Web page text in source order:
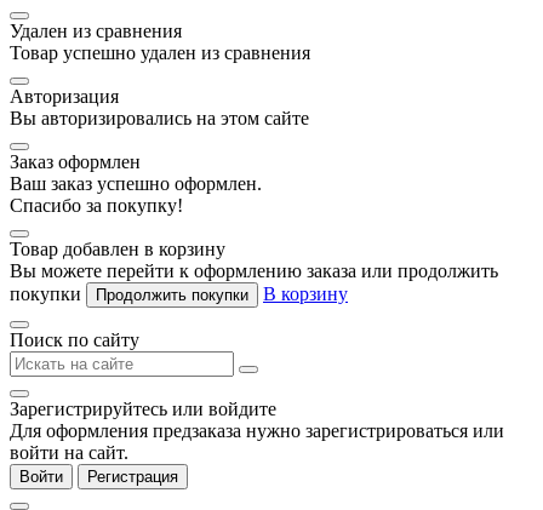
Удален из сравнения
Товар успешно удален из сравнения
Авторизация
Вы авторизировались на этом сайте
Заказ оформлен
Ваш заказ успешно оформлен.
Спасибо за покупку!
Товар добавлен в корзину
Вы можете перейти к оформлению заказа или продолжить
покупки
Продолжить покупки В корзину
Поиск по сайту
Зарегистрируйтесь или войдите
Для оформления предзаказа нужно зарегистрироваться или
войти на сайт.
Войти Регистрация